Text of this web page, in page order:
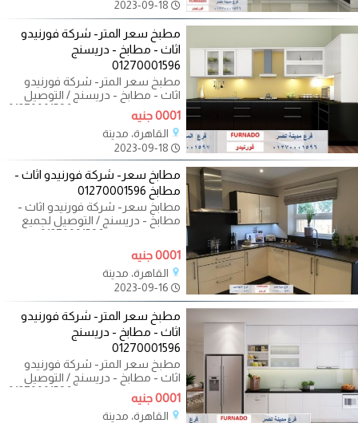
مطبخ سعر المتر- شركة فورنيدو
اثاث - مطابخ - دريسنج
01270001596
مطبخ سعر المتر- شركة فورنيدو
اثاث - مطابخ - دريسنج / التوصيل
لجميع محافظات مصر 01270001596
مع شركة
0001 جنيه
القاهرة، مدينة
مطابخ سعر- شركة فورنيدو اثاث -
مطابخ 01270001596
مطابخ سعر- شركة فورنيدو اثاث -
مطابخ - دريسنج / التوصيل لجميع
ان تجعلي
0001 جنيه
القاهرة، مدينة
مطبخ سعر المتر- شركة فورنيدو
اثاث - مطابخ - دريسنج
01270001596
مطبخ سعر المتر- شركة فورنيدو
اثاث - مطابخ - دريسنج / التوصيل
لجميع محافظات مصر 01270001596
تريدين ان
0001 جنيه
القاهرة، مدينة